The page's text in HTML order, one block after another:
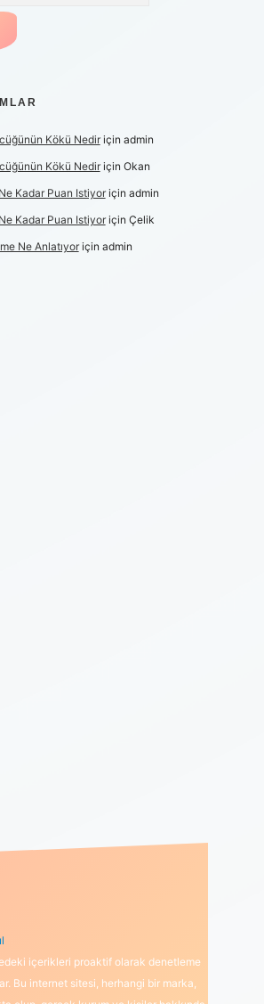
Kökü Nediriçin admin
Kökü Nediriçin Okan
Kadar Puan Istiyoriçin admin
Kadar Puan Istiyoriçin Çelik
Ne Anlatıyoriçin admin
içerikleri proaktif olarak denetleme
Bu internet sitesi, herhangi bir marka,